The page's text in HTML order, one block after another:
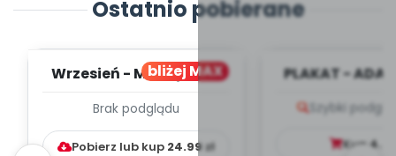
Ostatnio pobierane
bliżej MAX
Wrzesień - MIESIĘCZNY
WYCHOWAWCZO –
DYDAKTYC...
Brak podglądu
Pobierz lub kup 24.99zł
PLAKAT -
Szybki
Kup